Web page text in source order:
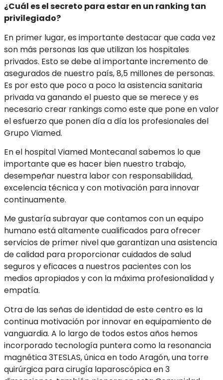
¿Cuál es el secreto para estar en un ranking tan
privilegiado?
En primer lugar, es importante destacar que cada vez
son más personas las que utilizan los hospitales
privados. Esto se debe al importante incremento de
asegurados de nuestro país, 8,5 millones de personas.
Es por esto que poco a poco la asistencia sanitaria
privada va ganando el puesto que se merece y es
necesario crear rankings como este que pone en valor
el esfuerzo que ponen día a día los profesionales del
Grupo Viamed.
En el hospital Viamed Montecanal sabemos lo que
importante que es hacer bien nuestro trabajo,
desempeñar nuestra labor con responsabilidad,
excelencia técnica y con motivación para innovar
continuamente.
Me gustaría subrayar que contamos con un equipo
humano está altamente cualificados para ofrecer
servicios de primer nivel que garantizan una asistencia
de calidad para proporcionar cuidados de salud
seguros y eficaces a nuestros pacientes con los
medios apropiados y con la máxima profesionalidad y
empatía.
Otra de las señas de identidad de este centro es la
continua motivación por innovar en equipamiento de
vanguardia. A lo largo de todos estos años hemos
incorporado tecnología puntera como la resonancia
magnética 3TESLAS, única en todo Aragón, una torre
quirúrgica para cirugía laparoscópica en 3